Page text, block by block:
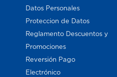
Datos Personales
Proteccion de Datos
Reglamento Descuentos y
Promociones
Reversión Pago
Electrónico